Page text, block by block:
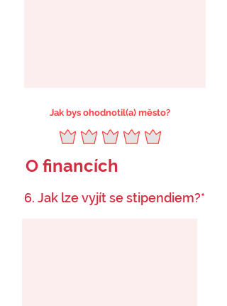
Jak bys ohodnotil(a) město?
O financích
6. Jak lze vyjít se stipendiem?*